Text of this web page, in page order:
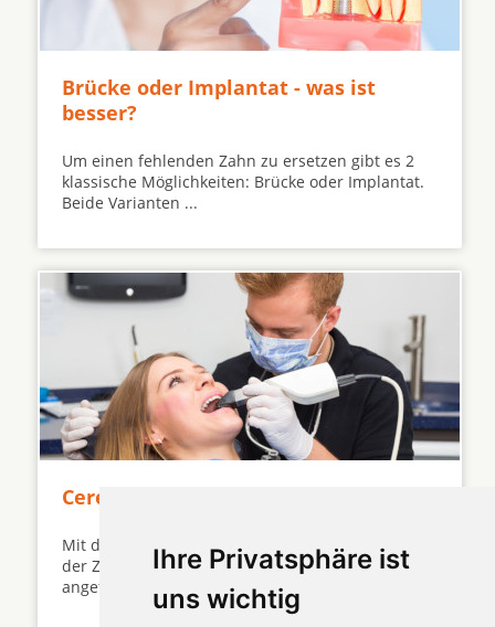
Ihre Privatsphäre ist
uns wichtig
Brücke oder Implantat - was ist
besser?
Um einen fehlenden Zahn zu ersetzen gibt es 2
klassische Möglichkeiten: Brücke oder Implantat.
Beide Varianten ...
Cerec Krone auch auf Implantate?
Mit der CEREC Methode kann eine Krone direkt in
der Zahnarztpraxis innerhalb einer Stunde
angefertigt werden ...